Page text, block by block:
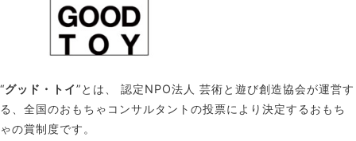
“グッド・トイ”とは、 認定NPO法人 芸術と遊び創造協会が運営す
る、全国のおもちゃコンサルタントの投票により決定するおもち
ゃの賞制度です。